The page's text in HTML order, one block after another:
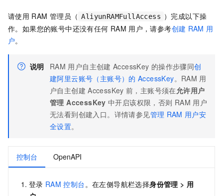
请使用 RAM 管理员（ AliyunRAMFullAccess ）完成以下操
作。如果您的账号中还没有任何 RAM 用户，请参考创建 RAM 用
户。
说明 RAM 用户自主创建 AccessKey 的操作步骤同创
建阿里云账号（主账号）的 AccessKey。RAM 用
户自主创建 AccessKey 前，主账号须在允许用户
管理 AccessKey 中开启该权限，否则 RAM 用户
无法看到创建入口。详情请参见管理 RAM 用户安
全设置。
控制台 OpenAPI
登录 RAM 控制台 。在左侧导航栏选择身份管理 > 用